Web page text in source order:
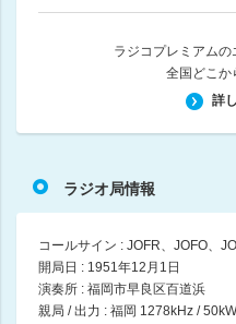
８時台 田畑竜介 Ｇｒｏｏｏｏ
田畑竜介 / 田中みずき / 三好剛平
08:14 ～ 09:00
Ｔｏｉ ｔｏｉ ｔｏｉ
そよかぜましお / 富永倫子
ラジコプレミアム
全国どこか
詳
ラジオ局情報
コールサイン : JOFR、JOFO、
開局日 : 1951年12月1日
演奏所 : 福岡市早良区百道浜
親局 / 出力 : 福岡 1278kHz / 50kW